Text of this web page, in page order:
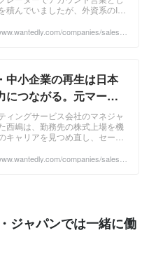
内の大手SIerの営業職から、セ
植松隆が、コマーシャル営業の
てお話しします。 ※出典：
版中小企業白書（2016年度実績
積んでいましたが、外資系のIT
、英語を話す親会社の幹部と日
喜びを感じていた一方、営業と
長を実感する場面の乏しさに危
えていたといいます。 ...
companies/salesfo
中小企業の再生は日本
につながる。元マーケ
グサービス会社のマネ
がセールスフォース・
コムに見出した可能性 |
社セールスフォース・
ィングサービス会社のマネジャ
西嶋は、勤務先の株式上場を機
キャリアを見つめ直し、セール
転身を決めます。 西嶋がなぜ、
companies/salesfo
ジャパンでは一緒に働